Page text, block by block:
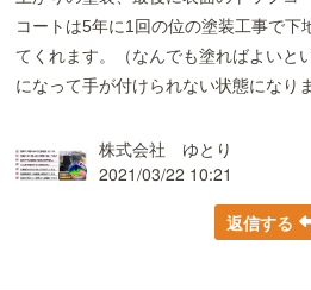
コートは5年に1回の位の塗装工事で下
てくれます。（なんでも塗ればよいと
になって手が付けられない状態になり
株式会社 ゆとり
2021/03/22 10:21
返信する